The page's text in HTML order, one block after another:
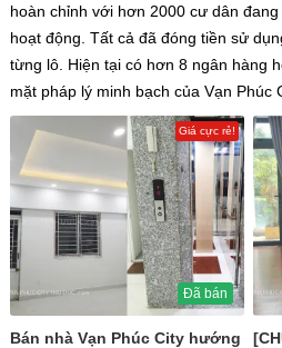
hoàn chỉnh với hơn 2000 cư dân
hoạt động. Tất cả đã đóng tiền sử
từng lô. Hiện tại có hơn 8 ngân hàng
mặt pháp lý minh bạch của Vạn Phúc
Giá cực rẻ!
Đã bán
Bán nhà Vạn Phúc City hướng